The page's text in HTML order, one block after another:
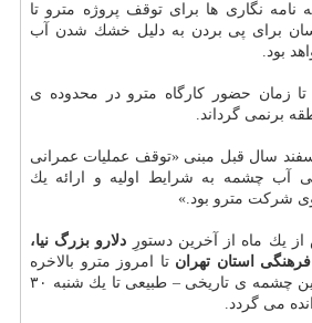
نامه نگاری ها برای توقف پروژه مترو تا
برای پی بردن به دلیل خشك شدن آب
بود.
تا زمان حضور كارگاه مترو در محدوده ی
برنمی گرداند.
چند دستورها از ۱۲ اسفند سال قبل مبنی «توقف عملیات عمرانی
آب چشمه به شرایط اولیه و ارائه یك
شركت مترو بود.»
یك ماه از آخرین دستورِ دلارو بزرگ نیا،
استان تهرانتا امروز مترو بالاخره
اعلام نموده بود كه آب این چشمه ی تاریخی – طبیعی تا یك شنبه ۳۰
می گردد.